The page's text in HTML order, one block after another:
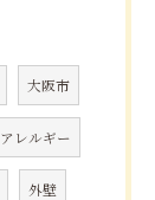
大阪市
アレルギー
外壁